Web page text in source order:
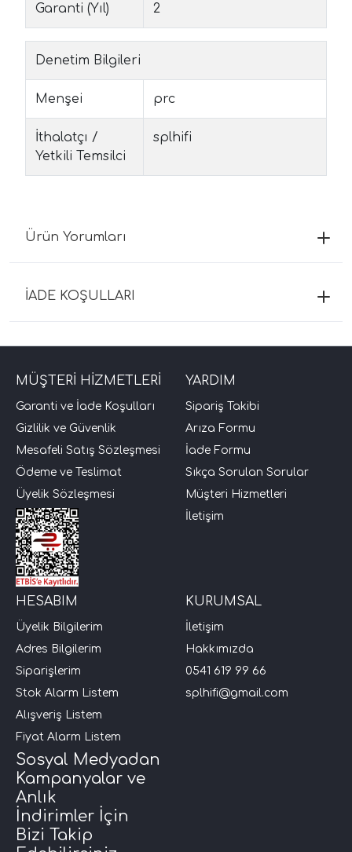
Garanti (Yıl) 2
Denetim Bilgileri
Menşei prc
İthalatçı /
Yetkili Temsilci
splhifi
Ürün Yorumları
İADE KOŞULLARI
MÜŞTERİ HİZMETLERİ
Garanti ve İade Koşulları
Gizlilik ve Güvenlik
Mesafeli Satış Sözleşmesi
Ödeme ve Teslimat
Üyelik Sözleşmesi
YARDIM
Sipariş Takibi
Arıza Formu
İade Formu
Sıkça Sorulan Sorular
Müşteri Hizmetleri
İletişim
HESABIM
Üyelik Bilgilerim
Adres Bilgilerim
Siparişlerim
Stok Alarm Listem
Alışveriş Listem
Fiyat Alarm Listem
KURUMSAL
İletişim
Hakkımızda
0541 619 99 66
splhifi@gmail.com
Sosyal Medyadan
Kampanyalar ve
Anlık
İndirimler İçin
Bizi Takip